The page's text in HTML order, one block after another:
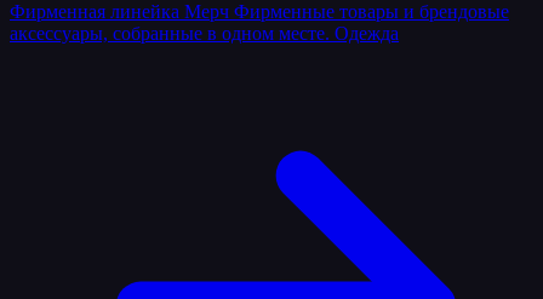
Фирменная линейка Мерч Фирменные товары и брендовые
аксессуары, собранные в одном месте. Одежда